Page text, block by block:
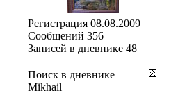
Регистрация 08.08.2009
Сообщений 356
Записей в дневнике 48
Поиск в дневнике
Mikhail